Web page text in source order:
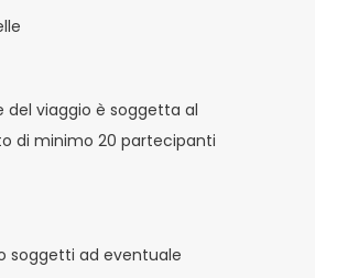
del viaggio è soggetta al
di minimo 20 partecipanti
soggetti ad eventuale